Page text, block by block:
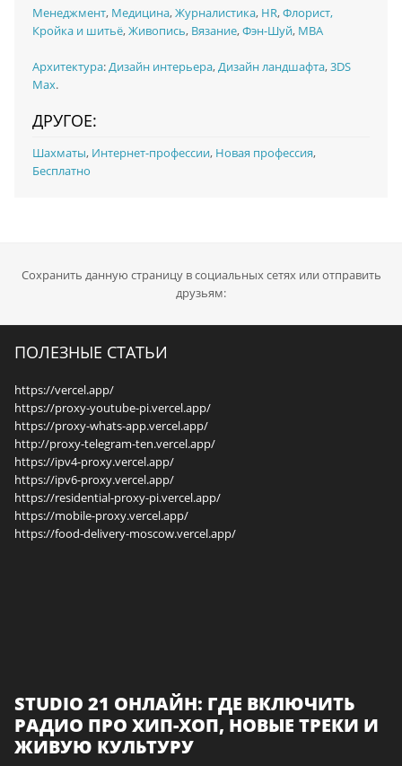
Менеджмент, Медицина,Журналистика, HR,Флорист,
Кройка и шитьё,Живопись, Вязание,Фэн-Шуй, MBA
Архитектура:Дизайн интерьера,Дизайн ландшафта,3DS
Max.
ДРУГОЕ:
Шахматы, Интернет-профессии, Новая профессия,
Бесплатно
Сохранить данную страницу в социальных сетях или отправить
друзьям:
ПОЛЕЗНЫЕ СТАТЬИ
https://vercel.app/
https://proxy-youtube-pi.vercel.app/
https://proxy-whats-app.vercel.app/
http://proxy-telegram-ten.vercel.app/
https://ipv4-proxy.vercel.app/
https://ipv6-proxy.vercel.app/
https://residential-proxy-pi.vercel.app/
https://mobile-proxy.vercel.app/
https://food-delivery-moscow.vercel.app/
STUDIO 21 ОНЛАЙН: ГДЕ ВКЛЮЧИТЬ
РАДИО ПРО ХИП-ХОП, НОВЫЕ ТРЕКИ И
ЖИВУЮ КУЛЬТУРУ